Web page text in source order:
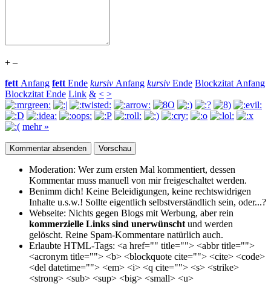
+ –
fett Anfang fett Ende kursiv Anfang kursiv Ende Blockzitat Anfang
Blockzitat Ende Link & < >
mehr »
Moderation: Wer zum ersten Mal kommentiert, dessen
Kommentar muss manuell von mir freigeschaltet werden.
Benimm dich! Keine Beleidigungen, keine rechtswidrigen
Inhalte u.s.w.! Sollte eigentlich selbst­verständlich sein, oder...?
Webseite: Nichts gegen Blogs mit Werbung, aber rein
kommerzielle Links sind unerwünscht und werden
gelöscht. Reine Spam-Kommentare natürlich auch.
Erlaubte HTML-Tags: <a href="" title=""> <abbr title="">
<acronym title=""> <b> <blockquote cite=""> <cite> <code>
<del datetime=""> <em> <i> <q cite=""> <s> <strike>
<strong> <sub> <sup> <big> <small> <u>